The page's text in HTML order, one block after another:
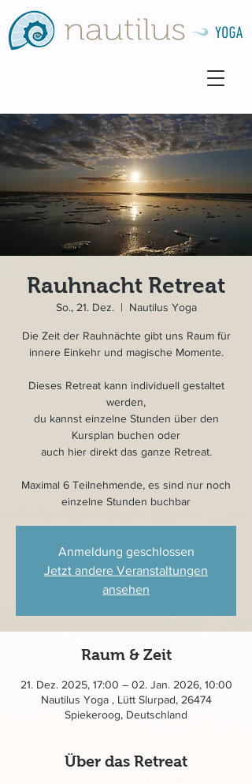
Rauhnacht Retreat
So., 21. Dez.
  |
Nautilus Yoga
Die Zeit der Rauhnächte gibt uns Raum für
innere Einkehr und magische Momente.
Dieses Retreat kann individuell gestaltet
werden,
du kannst einzelne Stunden über den
Kursplan buchen oder
auch hier direkt das ganze Retreat.
Maximal 6 Teilnehmende, es sind nur noch
einzelne Stunden buchbar
Anmeldung geschlossen
Jetzt andere Veranstaltungen
ansehen
Raum & Zeit
21. Dez. 2025, 17:00 – 02. Jan. 2026, 10:00
Nautilus Yoga , Lütt Slurpad, 26474
Spiekeroog, Deutschland
Über das Retreat